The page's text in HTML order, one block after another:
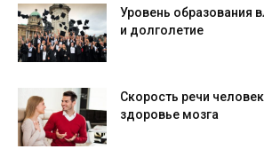
Уровень образования
и долголетие
Скорость речи
здоровье мозга